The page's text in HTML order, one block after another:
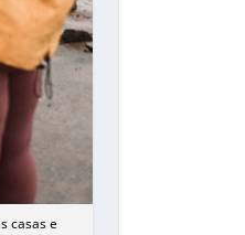
casas e